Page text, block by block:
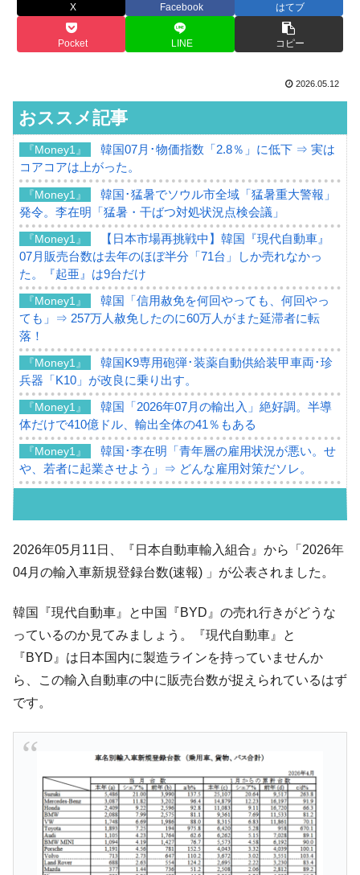
X Facebook はてブ
Pocket LINE コピー
2026.05.12
おススメ記事
『Money1』
韓国07月･物価指数「2.8％」に低下 ⇒ 実は
コアコアは上がった。
『Money1』
韓国･猛暑でソウル市全域「猛暑重大警報」
発令。李在明「猛暑・干ばつ対処状況点検会議」
『Money1』
【日本市場再挑戦中】韓国『現代自動車』
07月販売台数は去年のほぼ半分「71台」しか売れなかっ
た。『起亜』は9台だけ
『Money1』
韓国「信用赦免を何回やっても、何回やっ
ても」⇒ 257万人赦免したのに60万人がまた延滞者に転
落！
『Money1』
韓国K9専用砲弾･装薬自動供給装甲車両･珍
兵器「K10」が改良に乗り出す。
『Money1』
韓国「2026年07月の輸出入」絶好調。半導
体だけで410億ドル、輸出全体の41％もある
『Money1』
韓国･李在明「青年層の雇用状況が悪い。せ
や、若者に起業させよう」⇒ どんな雇用対策だソレ。
韓国「ここは北朝鮮なのか。選管がサーバ
ーにウソのデータを入力したのは明白だ」
『Money1』
韓国は「中国と同じく」投資に不適格な国
『Money1』
『韓国銀行』が「金の保有量を増やしま
す」⇒「金を経由するドル入手」手段ではないのか？
ル」まで拡大 ⇒ 海外資金の動きに強く左右される状態
韓国･帰ってきた李在明。李在明を支持しな
い「50.5％」に上昇
『Money1』
韓国大統領府ボンクラ政策室長が告発され
た ⇒ 国家が行った恐るべき株価操作であり、空前の国政壟
『Money1』 韓国･警察職員が「丸刈りになって抗議活
2026年05月11日、『日本自動車輸入組合』から「2026年
04月の輸入車新規登録台数(速報) 」が公表されました。
韓国『現代自動車』と中国『BYD』の売れ行きがどうな
っているのか見てみましょう。『現代自動車』と
『BYD』は日本国内に製造ラインを持っていませんか
ら、この輸入自動車の中に販売台数が捉えられているはず
です。